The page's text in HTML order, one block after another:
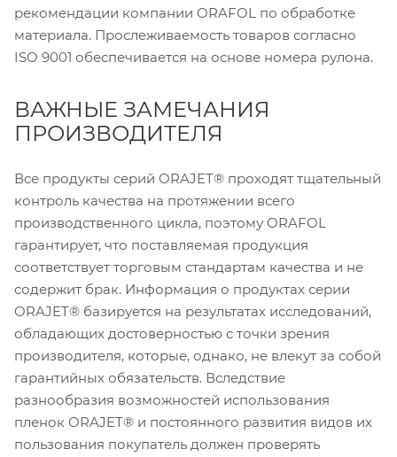
рекомендации компании ORAFOL по обработке
материала. Прослеживаемость товаров согласно
ISO 9001 обеспечивается на основе номера рулона.
ВАЖНЫЕ ЗАМЕЧАНИЯ
ПРОИЗВОДИТЕЛЯ
Все продукты серий ORAJET® проходят тщательный
контроль качества на протяжении всего
производственного цикла, поэтому ORAFOL
гарантирует, что поставляемая продукция
соответствует торговым стандартам качества и не
содержит брак. Информация о продуктах серии
ORAJET® базируется на результатах исследований,
обладающих достоверностью с точки зрения
производителя, которые, однако, не влекут за собой
гарантийных обязательств. Вследствие
разнообразия возможностей использования
пленок ORAJET® и постоянного развития видов их
пользования покупатель должен проверять